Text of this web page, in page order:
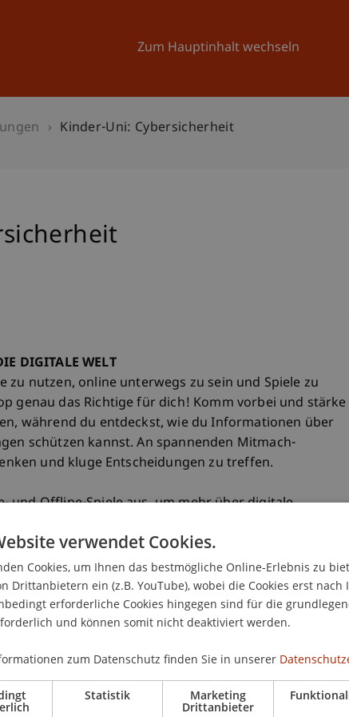
Zum Hauptinhalt wechseln
Universität Aktuelles
Kinder-Uni: Cybersicherheit
DIGITALE WELT
zu nutzen, online unterwegs zu sein und Spiele zu
genau das Richtige für dich! Komm vorbei und stärke
während du entdeckst, wie du Informationen über
schützen kannst. An spannenden Mitmach-
und kluge Entscheidungen zu treffen.
und Offline-Spiele aus, um mehr über digitale
ein Roblox-Spiel, in dem du durch ein Piratenland
sowie Brettspiele, bei denen ihr zusammen
warum manche Informationen privat bleiben sollten
treffen kannst.
zu entdecken, Spiele zu spielen und gemeinsam
in digitalen Umgebungen bedeutet? Dann sei
braucht DICH!
verwendet Cookies.
Cookies, um Ihnen das bestmögliche Online-Erlebnis zu
Drittanbietern ein (z.B. YouTube), wobei die Cookies erst
erforderliche Cookies hingegen sind für die
und können somit nicht deaktiviert werden.
zum Datenschutz finden Sie in unserer
Statistik Marketing
Drittanbieter